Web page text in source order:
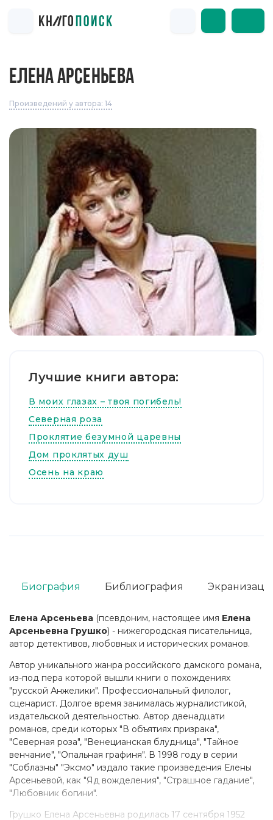
ЕЛЕНА АРСЕНЬЕВА
Произведений у автора: 14
Лучшие книги автора:
В моих глазах – твоя погибель!
Северная роза
Проклятие безумной царевны
Дом проклятых душ
Осень на краю
Елена Арсеньева (псевдоним, настоящее имя Елена
Арсеньевна Грушко) - нижегородская писательница,
автор детективов, любовных и исторических романов.
Автор уникального жанра российского дамского романа,
из-под пера которой вышли книги о похождениях
"русской Анжелики". Профессиональный филолог,
сценарист. Долгое время занималась журналистикой,
издательской деятельностью. Автор двенадцати
романов, среди которых "В объятиях призрака",
"Северная роза", "Венецианская блудница", "Тайное
венчание", "Опальная графиня". В 1998 году в серии
"Соблазны" "Эксмо" издало такие произведения Елены
Арсеньевой, как "Яд вожделения", "Страшное гадание",
"Любовник богини".
Грушко Елена Арсеньевна родилась 17 сентября 1952
Биография Библиография